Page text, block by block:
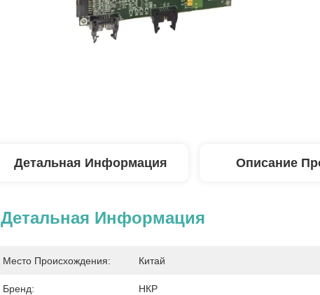
Детальная Информация Описание
Детальная Информация
Место Происхождения: Китай
Бренд: НКР